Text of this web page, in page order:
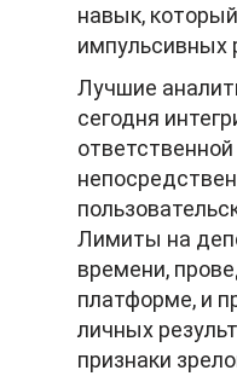
навык,
импульсивных
Лучшие
сегодня
Лимиты на
времени,
платформе, и
личных
признаки